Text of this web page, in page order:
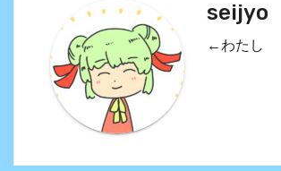
seijyo
←わたし